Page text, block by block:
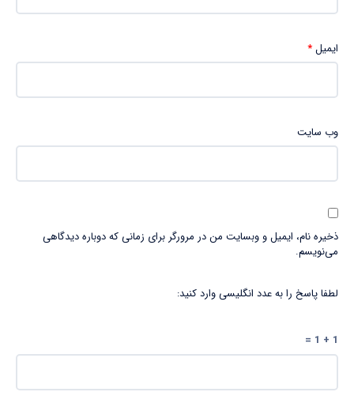
ایمیل*
وب‌ سایت
ذخیره نام، ایمیل و وبسایت من در مرورگر برای زمانی که دوباره دیدگاهی
می‌نویسم.
لطفا پاسخ را به عدد انگلیسی وارد کنید:
1 + 1 =